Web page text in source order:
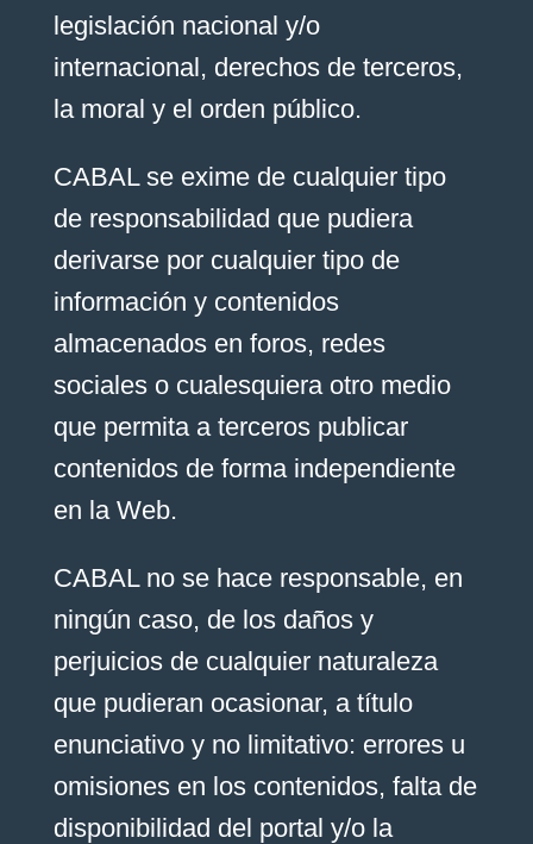
legislación nacional y/o
internacional, derechos de terceros,
la moral y el orden público.
CABAL se exime de cualquier tipo
de responsabilidad que pudiera
derivarse por cualquier tipo de
información y contenidos
almacenados en foros, redes
sociales o cualesquiera otro medio
que permita a terceros publicar
contenidos de forma independiente
en la Web.
CABAL no se hace responsable, en
ningún caso, de los daños y
perjuicios de cualquier naturaleza
que pudieran ocasionar, a título
enunciativo y no limitativo: errores u
omisiones en los contenidos, falta de
disponibilidad del portal y/o la